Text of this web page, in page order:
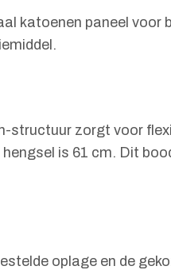
katoenen paneel voor
zorgt voor
is 61 cm. Dit
oplage en de